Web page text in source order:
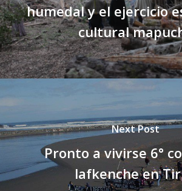
humedal y el ejercicio
cultural
Next Post
Pronto a vivirse 6°
lafkenche en